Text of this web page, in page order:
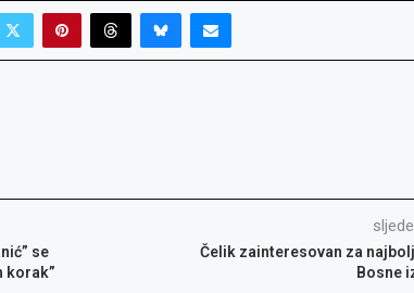
se
korak”
Čelik zainteresovan za
Bosne